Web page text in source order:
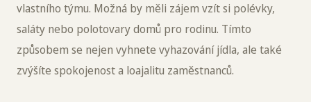
vlastního týmu. Možná by měli zájem vzít si polévky,
saláty nebo polotovary domů pro rodinu. Tímto
způsobem se nejen vyhnete vyhazování jídla, ale také
zvýšíte spokojenost a loajalitu zaměstnanců.